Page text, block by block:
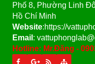
Phố 8, Phường Linh
Hồ Chí Minh
Website:https://
Email :
Hotline: Mr.Đăng -